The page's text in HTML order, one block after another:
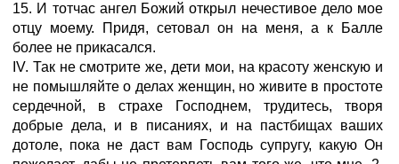
15. И тотчас ангел Божий открыл нечестивое дело мое
отцу моему. Придя, сетовал он на меня, а к Балле
более не прикасался.
IV. Так не смотрите же, дети мои, на красоту женскую и
не помышляйте о делах женщин, но живите в простоте
сердечной, в страхе Господнем, трудитесь, творя
добрые дела, и в писаниях, и на пастбищах ваших
дотоле, пока не даст вам Господь супругу, какую Он